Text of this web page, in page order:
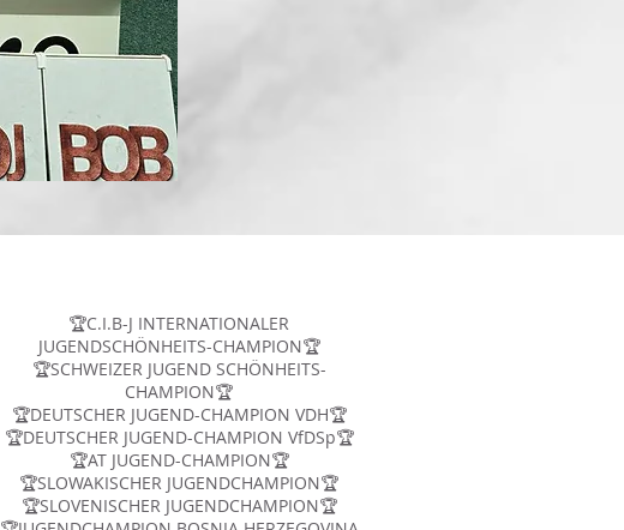
🏆C.I.B-J INTERNATIONALER
JUGENDSCHÖNHEITS-CHAMPION🏆
🏆SCHWEIZER JUGEND SCHÖNHEITS-
CHAMPION🏆
🏆DEUTSCHER JUGEND-CHAMPION VDH🏆
🏆DEUTSCHER JUGEND-CHAMPION VfDSp🏆
🏆AT JUGEND-CHAMPION🏆
🏆SLOWAKISCHER JUGENDCHAMPION🏆
🏆SLOVENISCHER JUGENDCHAMPION🏆